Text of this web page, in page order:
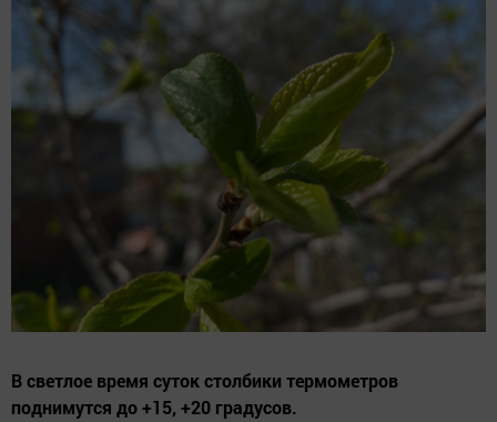
В светлое время суток столбики термометров
поднимутся до +15, +20 градусов.